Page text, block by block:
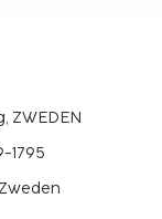
ZWEDEN
1795